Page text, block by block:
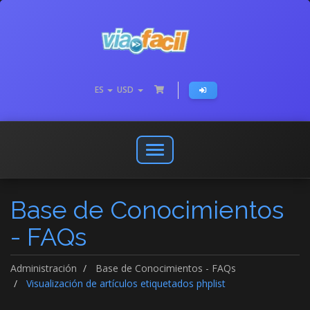
ES USD
Abrir
o
menú
de
Base de Conocimientos
- FAQs
Administración
Base de Conocimientos - FAQs
Visualización de artículos etiquetados phplist